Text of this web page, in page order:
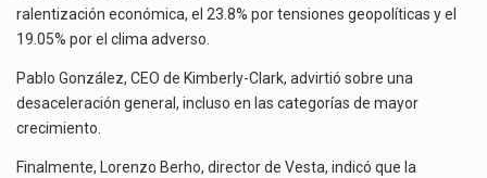
ralentización económica, el 23.8% por tensiones geopolíticas y el
19.05% por el clima adverso.
Pablo González, CEO de Kimberly-Clark, advirtió sobre una
desaceleración general, incluso en las categorías de mayor
crecimiento.
Finalmente, Lorenzo Berho, director de Vesta, indicó que la